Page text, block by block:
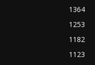
1364
1253
1182
1123